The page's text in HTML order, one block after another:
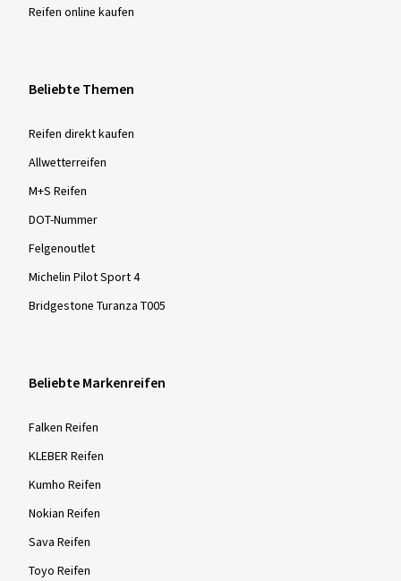
Reifen online kaufen
Beliebte Themen
Reifen direkt kaufen
Allwetterreifen
M+S Reifen
DOT-Nummer
Felgenoutlet
Michelin Pilot Sport 4
Bridgestone Turanza T005
Beliebte Markenreifen
Falken Reifen
KLEBER Reifen
Kumho Reifen
Nokian Reifen
Sava Reifen
Toyo Reifen